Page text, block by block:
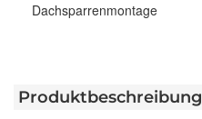
Dachsparrenmontage
Produktbeschreibung